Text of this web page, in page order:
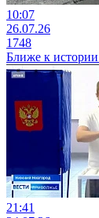
10:07
26.07.26
1748
Ближе к
21:41